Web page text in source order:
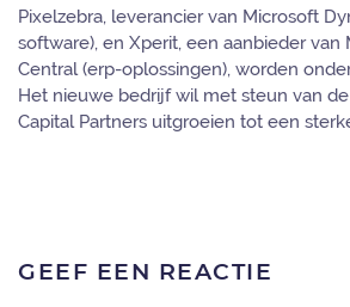
Pixelzebra, leverancier van Microsoft
software), en Xperit, een aanbieder van
Central (erp-oplossingen), worden
Het nieuwe bedrijf wil met steun van
Capital Partners uitgroeien tot een
GEEF EEN REACTIE